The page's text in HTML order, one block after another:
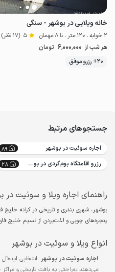
خانه ویلایی در بوشهر - سنگی
2 خوابه . 120 متر . تا 8 مهمان 5 (17 نظر)
هر شب از 6٬000٬000 تومان
20+ رزرو موفق
جستجوهای مرتبط
اجاره سوئیت در بوشهر 89
رزرو اقامتگاه بوم‌گردی در بوشهر
28
راهنمای اجاره ویلا و سوئیت در
بوشهر، شهری بندری و تاریخی در کرانه
پنجره‌های چوبی و لذت‌بردن از نسیم خلیج
انواع ویلا و سوئیت در بوشهر
اجاره سوئیت در بوشهر: انتخابی
می‌دهند به‌راحتی به بافت تاریخی و